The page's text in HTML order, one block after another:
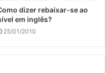
dizer rebaixar-se ao
em inglês?
25/01/2010